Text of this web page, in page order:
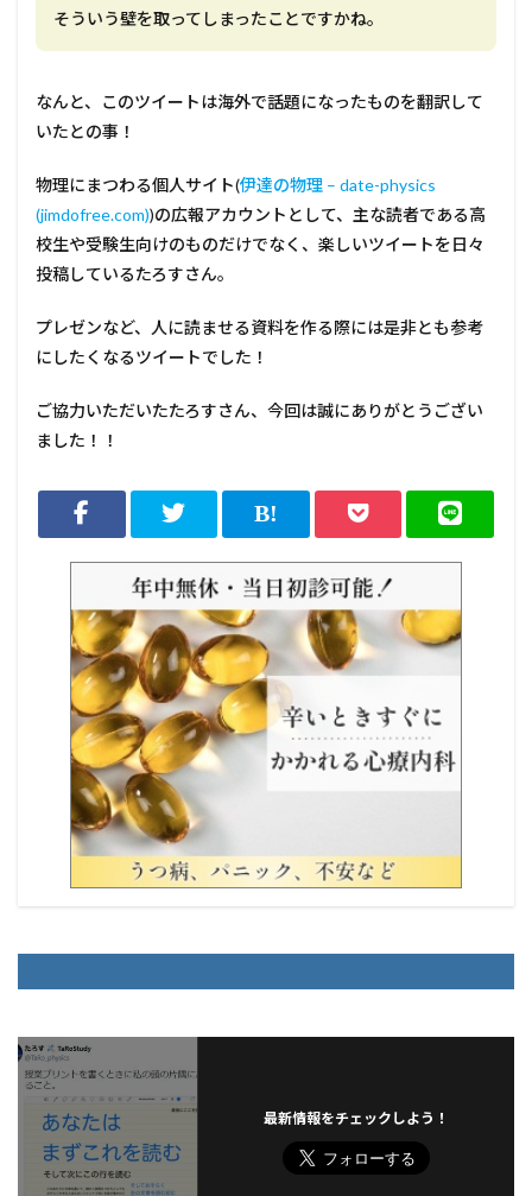
そういう壁を取ってしまったことですかね。
なんと、このツイートは海外で話題になったものを翻訳して
いたとの事！
物理にまつわる個人サイト(伊達の物理 – date-physics
(jimdofree.com))の広報アカウントとして、主な読者である高
校生や受験生向けのものだけでなく、楽しいツイートを日々
投稿しているたろすさん。
プレゼンなど、人に読ませる資料を作る際には是非とも参考
にしたくなるツイートでした！
ご協力いただいたたろすさん、今回は誠にありがとうござい
ました！！
最新情報をチェックしよう！